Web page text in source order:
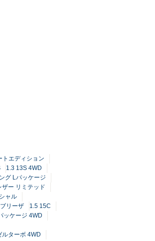
トエディション
1.3 13S 4WD
グ Lパッケージ
ー リミテッド
ャル
リーザ
1.5 15C
ッケージ 4WD
ターボ 4WD